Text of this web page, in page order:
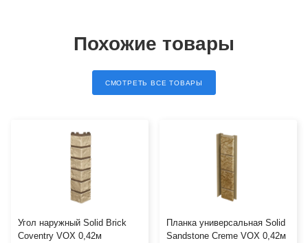
Похожие товары
СМОТРЕТЬ ВСЕ ТОВАРЫ
Угол наружный Solid Brick
Coventry VOX 0,42м
Планка универсальная Solid
Sandstone Creme VOX 0,42м